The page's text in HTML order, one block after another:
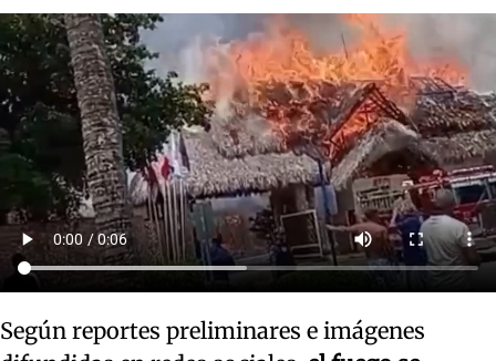
Según reportes preliminares e imágenes